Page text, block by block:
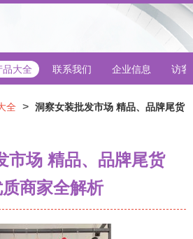
品大全 联系我们 企业信息 访客
全 > 洞察女装批发市场 精品、品牌尾货
市场 精品、品牌尾货
商家全解析